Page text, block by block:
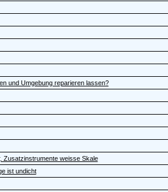
und Umgebung reparieren lassen?
Zusatzinstrumente weisse Skale
ist undicht